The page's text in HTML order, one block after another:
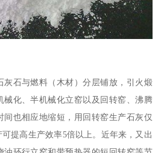
灰石与燃料（木材）分层铺放，引火煅
械化、半机械化立窑以及回转窑、沸腾
也相应地缩短，用回转窑生产石灰仅
提高生产效率5倍以上。近年来，又出